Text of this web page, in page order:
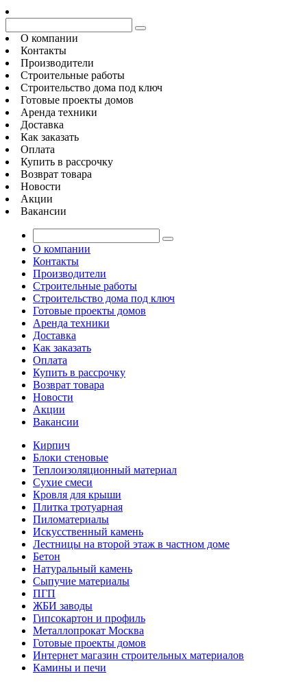
О компании
Контакты
Производители
Строительные работы
Строительство дома под ключ
Готовые проекты домов
Аренда техники
Доставка
Как заказать
Оплата
Купить в рассрочку
Возврат товара
Новости
Акции
Вакансии
О компании
Контакты
Производители
Строительные работы
Строительство дома под ключ
Готовые проекты домов
Аренда техники
Доставка
Как заказать
Оплата
Купить в рассрочку
Возврат товара
Новости
Акции
Вакансии
Кирпич
Блоки стеновые
Теплоизоляционный материал
Сухие смеси
Кровля для крыши
Плитка тротуарная
Пиломатериалы
Искусственный камень
Лестницы на второй этаж в частном доме
Бетон
Натуральный камень
Сыпучие материалы
ПГП
ЖБИ заводы
Гипсокартон и профиль
Металлопрокат Москва
Готовые проекты домов
Интернет магазин строительных материалов
Камины и печи